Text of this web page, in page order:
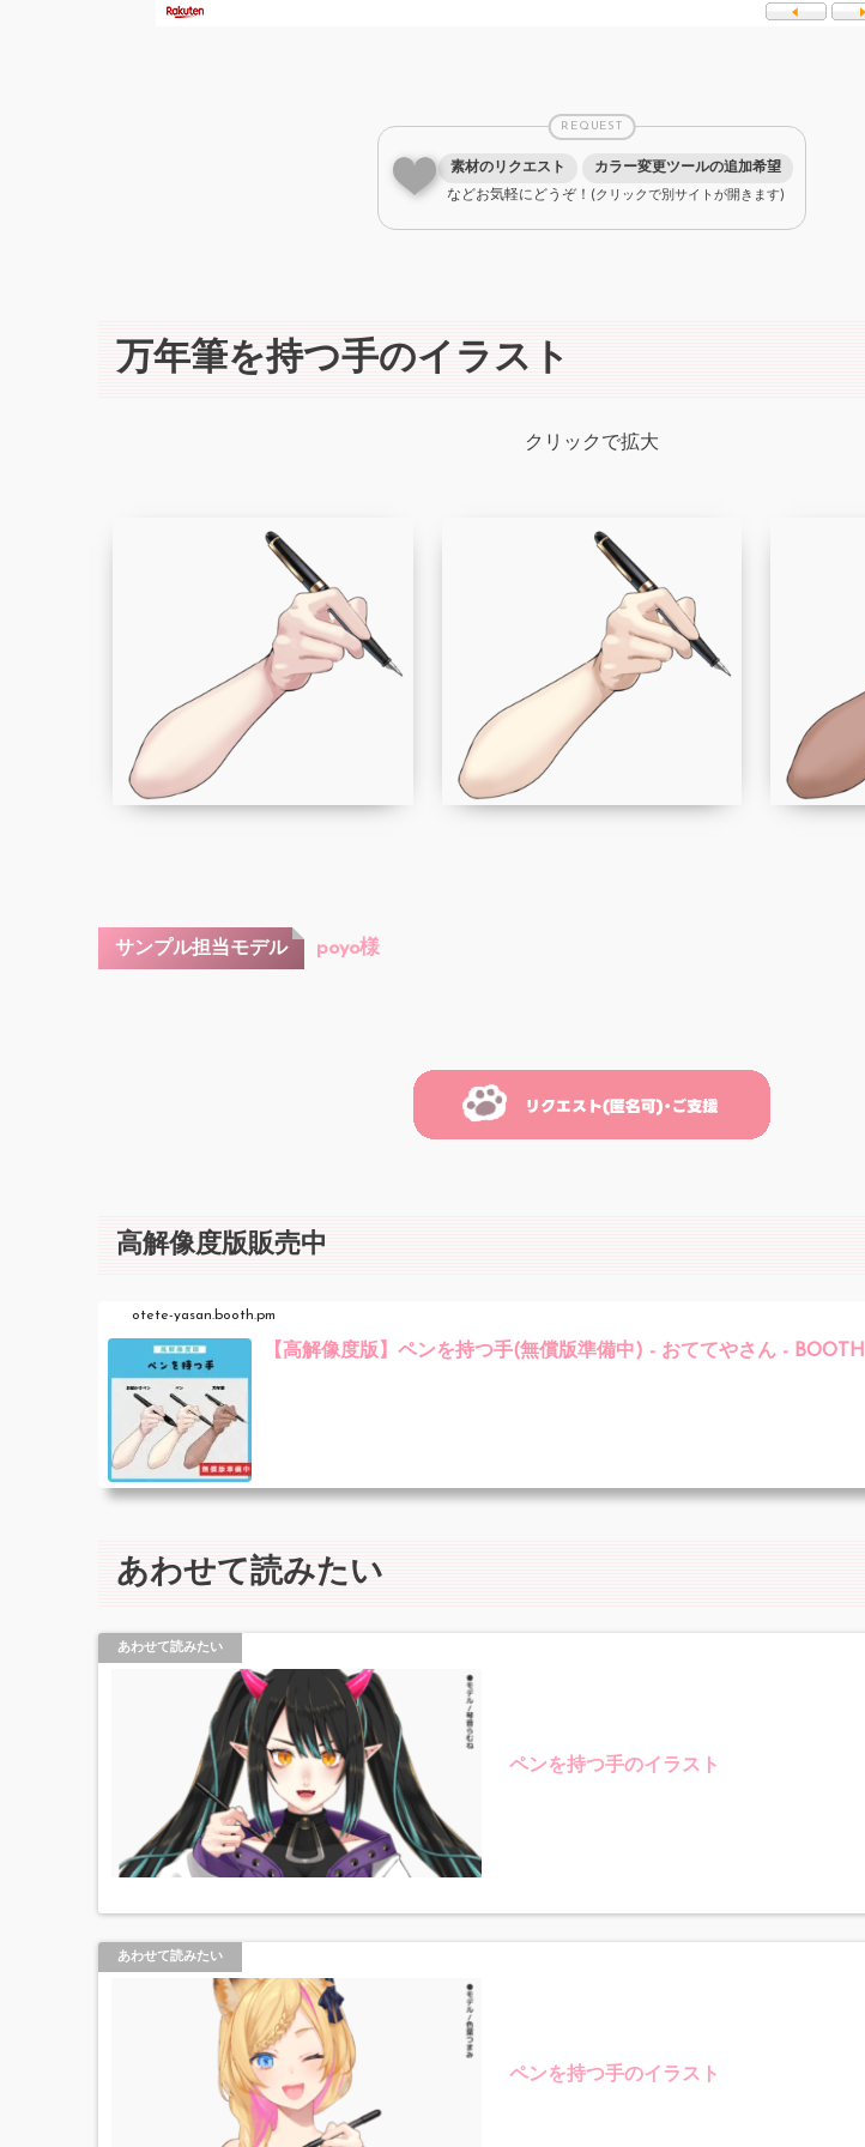
REQUEST
素材のリクエスト
カラー変更ツールの追加希望
などお気軽にどうぞ！ (クリックで別サイトが開きます)
万年筆を持つ手のイラスト
クリックで拡大
サンプル担当モデル poyo様
高解像度版販売中
otete-yasan.booth.pm
【高解像度版】ペンを持つ手(無償版準備中) - おててやさん - BOOTH
あわせて読みたい
あわせて読みたい
ペンを持つ手のイラスト
あわせて読みたい
ペンを持つ手のイラスト